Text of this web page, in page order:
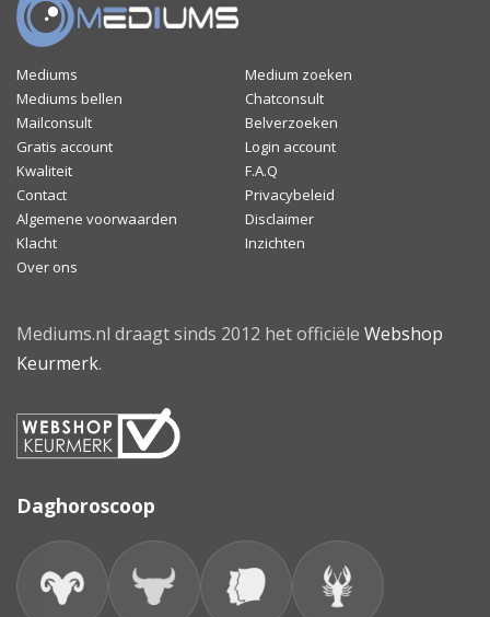
Mediums
Medium zoeken
Mediums bellen
Chatconsult
Mailconsult
Belverzoeken
Gratis account
Login account
Kwaliteit
F.A.Q
Contact
Privacybeleid
Algemene voorwaarden
Disclaimer
Klacht
Inzichten
Over ons
Mediums.nl draagt sinds 2012 het officiële Webshop
Keurmerk.
Daghoroscoop